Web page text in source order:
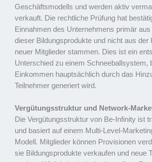
Geschäftsmodells und werden aktiv
verkauft. Die rechtliche Prüfung hat
Einnahmen des Unternehmens primär
dieser Bildungsprodukte und nicht aus der
neuer Mitglieder stammen. Dies ist ein
Unterschied zu einem Schneeballsystem,
Einkommen hauptsächlich durch das
Teilnehmer generiert wird.
Vergütungsstruktur und Network-
Die Vergütungsstruktur von Be-Infinity ist
und basiert auf einem Multi-Level-
Modell. Mitglieder können Provisionen
sie Bildungsprodukte verkaufen und neue